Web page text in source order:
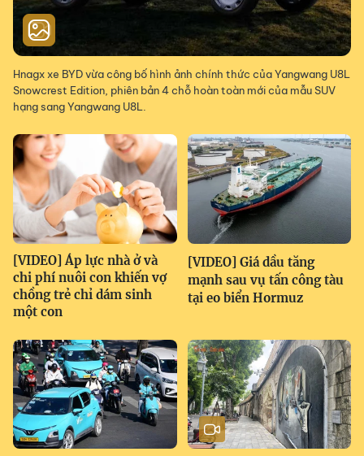
Hnagx xe BYD vừa công bố hình ảnh chính thức của Yangwang U8L
Snowcrest Edition, phiên bản 4 chỗ hoàn toàn mới của mẫu SUV
hạng sang Yangwang U8L.
[VIDEO] Áp lực nhà ở và
chi phí nuôi con khiến vợ
chồng trẻ chỉ dám sinh
một con
[VIDEO] Giá dầu tăng
mạnh sau vụ tấn công tàu
tại eo biển Hormuz